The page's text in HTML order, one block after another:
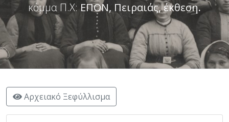
κόμμα Π.Χ: ΕΠΟΝ, Πειραιάς, έκθεση.
Αρχειακό Ξεφύλλισμα